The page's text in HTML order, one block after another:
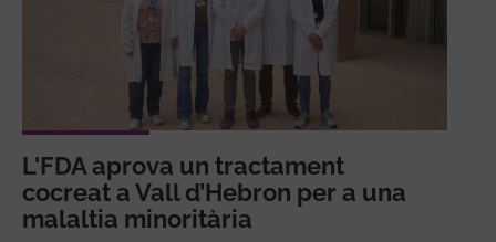
L'FDA aprova un tractament
cocreat a Vall d’Hebron per a una
malaltia minoritària